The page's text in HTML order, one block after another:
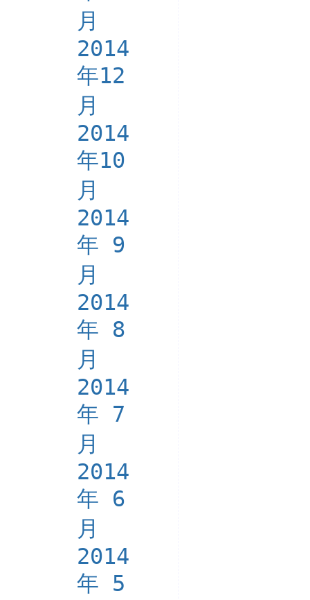
月
2014
年12
月
2014
年10
月
2014
年 9
月
2014
年 8
月
2014
年 7
月
2014
年 6
月
2014
年 5